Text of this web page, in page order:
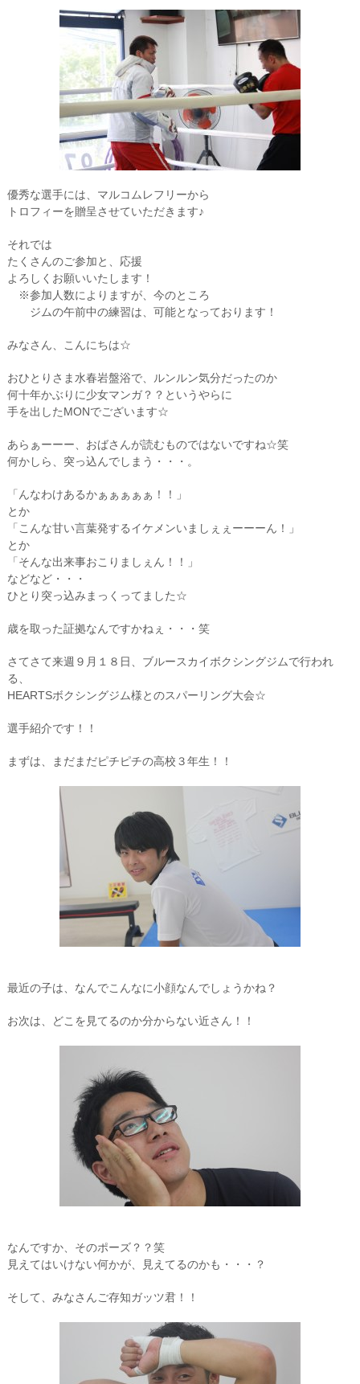
優秀な選手には、マルコムレフリーから
トロフィーを贈呈させていただきます♪
それでは
たくさんのご参加と、応援
よろしくお願いいたします！
※参加人数によりますが、今のところ
ジムの午前中の練習は、可能となっております！
みなさん、こんにちは☆
おひとりさま水春岩盤浴で、ルンルン気分だったのか
何十年かぶりに少女マンガ？？というやらに
手を出したMONでございます☆
あらぁーーー、おばさんが読むものではないですね☆笑
何かしら、突っ込んでしまう・・・。
「んなわけあるかぁぁぁぁぁ！！」
とか
「こんな甘い言葉発するイケメンいましぇぇーーーん！」
とか
「そんな出来事おこりましぇん！！」
などなど・・・
ひとり突っ込みまっくってました☆
歳を取った証拠なんですかねぇ・・・笑
さてさて来週９月１８日、ブルースカイボクシングジムで行われ
る、
HEARTSボクシングジム様とのスパーリング大会☆
選手紹介です！！
まずは、まだまだピチピチの高校３年生！！
最近の子は、なんでこんなに小顔なんでしょうかね？
お次は、どこを見てるのか分からない近さん！！
なんですか、そのポーズ？？笑
見えてはいけない何かが、見えてるのかも・・・？
そして、みなさんご存知ガッツ君！！